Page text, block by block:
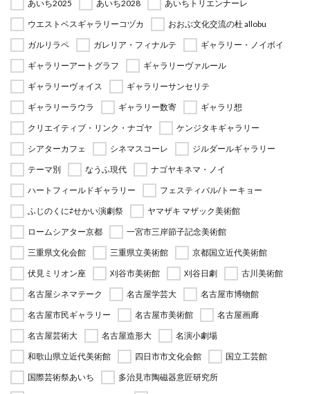
あいち2025
あいち2028
あいちトリエンナーレ
ウエストベスギャラリーコヅカ
おおぶ文化交流の杜 allobu
ガルリラペ
ガレリア・フィナルテ
ギャラリー・ノイボイ
ギャラリーアートグラフ
ギャラリーヴァルール
ギャラリーヴォイス
ギャラリーサンセリテ
ギャラリーラウラ
ギャラリー数寄
ギャラリ想
クリエイティブ・リンク・ナゴヤ
ケンジタキギャラリー
シアターカフェ
シネマスコーレ
ジルダールギャラリー
テーマ別
なうふ現代
ナゴヤキネマ・ノイ
ハートフィールドギャラリー
フェスティバル/トーキョー
ふじのくに⇄せかい演劇祭
ヤマザキ マザック美術館
ロームシアター京都
一宮市三岸節子記念美術館
三重県文化会館
三重県立美術館
京都国立近代美術館
伏見ミリオン座
刈谷市美術館 刈谷日劇
古川美術館
名古屋シネマテーク
名古屋学芸大
名古屋市博物館
名古屋市民ギャラリー
名古屋市美術館
名古屋画廊
名古屋芸術大
名古屋造形大
名演小劇場
和歌山県立近代美術館
四日市市文化会館
国立工芸館
国際芸術祭あいち
多治見市陶磁器意匠研究所